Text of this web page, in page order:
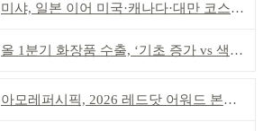
미샤, 일본 이어 미국·캐나다·대만 코스트코 동시 입점
올 1분기 화장품 수출, ‘기초 증가 vs 색조 감소’
아모레퍼시픽, 2026 레드닷 어워드 본상 2개 수상